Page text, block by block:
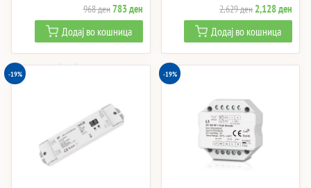
968денOriginal
price
was:
968 ден.
783денCurrent
price
is:
783 ден.
Додај во кошница
2,629ден Original
price
was:
2,629 ден.
2,128ден
price
is:
Додај во кошница
-19% -19%